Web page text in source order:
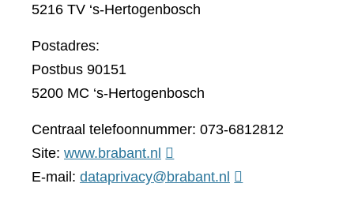
5216 TV ‘s-Hertogenbosch
Postadres:
Postbus 90151
5200 MC ‘s-Hertogenbosch
Centraal telefoonnummer: 073-6812812
Site: www.brabant.nl (verwijst
naar
E-mail: dataprivacy@brabant.nl